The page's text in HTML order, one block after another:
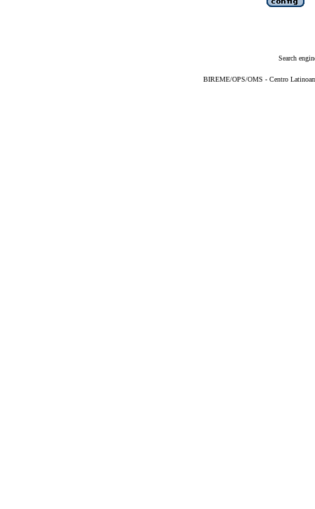
Search
BIREME/OPS/OMS - Centro